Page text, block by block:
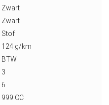
Zwart
Zwart
Stof
124 g/km
BTW
3
6
999 CC